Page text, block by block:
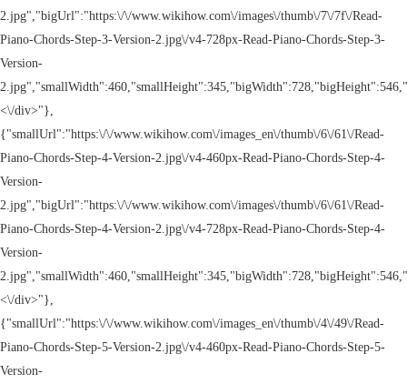
2.jpg","bigUrl":"https:\/\/www.wikihow.com\/images\/thumb\/7\/7f\/Read-
Piano-Chords-Step-3-Version-2.jpg\/v4-728px-Read-Piano-Chords-Step-3-
Version-
<\/div>"},
{"smallUrl":"https:\/\/www.wikihow.com\/images_en\/thumb\/6\/61\/Read-
Piano-Chords-Step-4-Version-2.jpg\/v4-460px-Read-Piano-Chords-Step-4-
Version-
2.jpg","bigUrl":"https:\/\/www.wikihow.com\/images\/thumb\/6\/61\/Read-
Piano-Chords-Step-4-Version-2.jpg\/v4-728px-Read-Piano-Chords-Step-4-
Version-
<\/div>"},
{"smallUrl":"https:\/\/www.wikihow.com\/images_en\/thumb\/4\/49\/Read-
Piano-Chords-Step-5-Version-2.jpg\/v4-460px-Read-Piano-Chords-Step-5-
Version-